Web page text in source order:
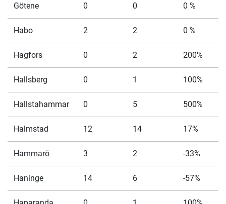
Götene 0 0 0 %
Habo 2 2 0 %
Hagfors 0 2 200%
Hallsberg 0 1 100%
Hallstahammar 0 5 500%
Halmstad 12 14 17%
Hammarö 3 2 -33%
Haninge 14 6 -57%